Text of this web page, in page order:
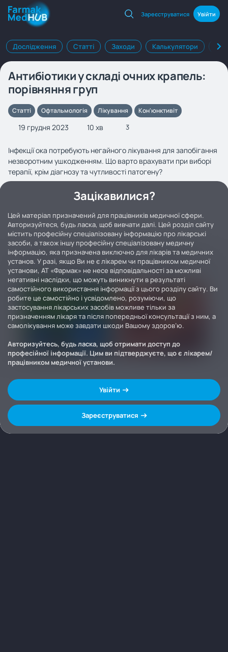
Зареєструватися Увійти
Дослідження Статті Заходи Калькулятори
Антибіотики у складі очних крапель:
порівняння груп
Статті Офтальмологія Лікування Кон'юнктивіт
19 грудня 2023 10 хв 3
Інфекції ока потребують негайного лікування для запобігання
незворотним ушкодженням. Що варто врахувати при виборі
терапії, крім діагнозу та чутливості патогену?
Зацікавилися?
Цей матеріал призначений для працівників медичної сфери.
Авторизуйтеся, будь ласка, щоб вивчати далі. Цей розділ сайту
містить професійну спеціалізовану інформацію про лікарські
засоби, а також іншу професійну спеціалізовану медичну
інформацію, яка призначена виключно для лікарів та медичних
установ. У разі, якщо Ви не є лікарем чи працівником медичної
установи, АТ «Фармак» не несе відповідальності за можливі
негативні наслідки, що можуть виникнути в результаті
самостійного використання інформації з цього розділу сайту. Ви
робите це самостійно і усвідомлено, розуміючи, що
застосування лікарських засобів можливе тільки за
призначенням лікаря та після попередньої консультації з ним, а
самолікування може завдати шкоди Вашому здоров’ю.
Авторизуйтесь, будь ласка, щоб отримати доступ до
професійної інформації. Цим ви підтверджуєте, що є лікарем/
працівником медичної установи.
Увійти
Зареєструватися